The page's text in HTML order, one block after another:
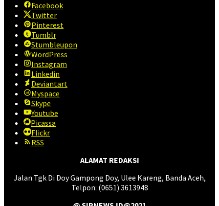
Facebook
Twitter
Pinterest
Tumblr
Stumbleupon
WordPress
Instagram
Linkedin
Deviantart
Myspace
Skype
Youtube
Picassa
Flickr
RSS
ALAMAT REDAKSI
Jalan Tgk Di Doy Gampong Doy, Ulee Kareng, Banda Aceh,
Telpon: (0651) 3613948